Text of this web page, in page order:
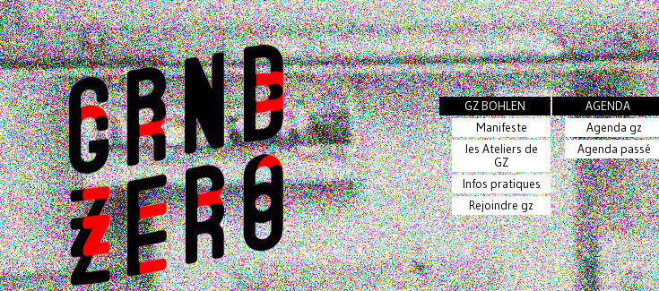
GZ BOHLEN
Manifeste
les Ateliers de
GZ
Infos pratiques
Rejoindre gz
AGENDA
Agenda gz
Agenda passé